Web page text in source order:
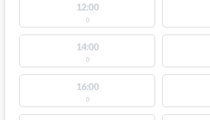
12:00
0
14:00
0
16:00
0